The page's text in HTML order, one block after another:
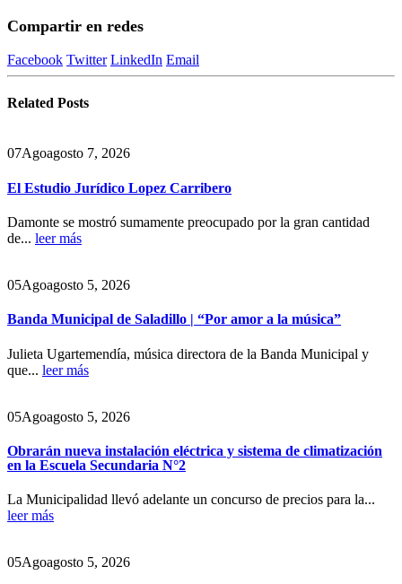
Compartir en redes
Facebook Twitter LinkedIn Email
Related Posts
07Agoagosto 7, 2026
El Estudio Jurídico Lopez Carribero
Damonte se mostró sumamente preocupado por la gran cantidad
de... leer más
05Agoagosto 5, 2026
Banda Municipal de Saladillo | “Por amor a la música”
Julieta Ugartemendía, música directora de la Banda Municipal y
que... leer más
05Agoagosto 5, 2026
Obrarán nueva instalación eléctrica y sistema de climatización
en la Escuela Secundaria N°2
La Municipalidad llevó adelante un concurso de precios para la...
leer más
05Agoagosto 5, 2026